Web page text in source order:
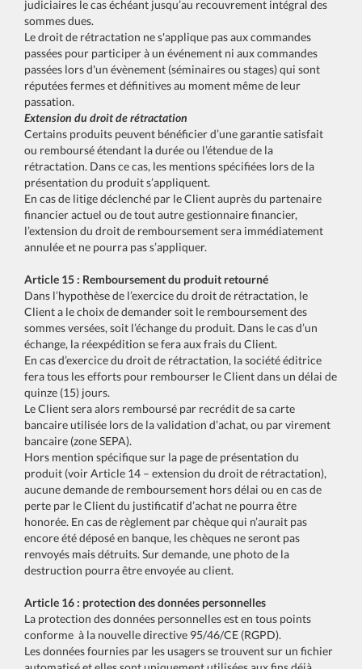
judiciaires le cas échéant jusqu’au recouvrement intégral des
sommes dues.
Le droit de rétractation ne s'applique pas aux commandes
passées pour participer à un événement ni aux commandes
passées lors d'un évènement (séminaires ou stages) qui sont
réputées fermes et définitives au moment même de leur
passation.
Extension du droit de rétractation
Certains produits peuvent bénéficier d’une garantie satisfait
ou remboursé étendant la durée ou l’étendue de la
rétractation. Dans ce cas, les mentions spécifiées lors de la
présentation du produit s’appliquent.
En cas de litige déclenché par le Client auprès du partenaire
financier actuel ou de tout autre gestionnaire financier,
l’extension du droit de remboursement sera immédiatement
annulée et ne pourra pas s’appliquer.
Article 15 : Remboursement du produit retourné
Dans l’hypothèse de l’exercice du droit de rétractation, le
Client a le choix de demander soit le remboursement des
sommes versées, soit l’échange du produit. Dans le cas d’un
échange, la réexpédition se fera aux frais du Client.
En cas d’exercice du droit de rétractation, la société éditrice
fera tous les efforts pour rembourser le Client dans un délai de
quinze (15) jours.
Le Client sera alors remboursé par recrédit de sa carte
bancaire utilisée lors de la validation d’achat, ou par virement
bancaire (zone SEPA).
Hors mention spécifique sur la page de présentation du
produit (voir Article 14 – extension du droit de rétractation),
aucune demande de remboursement hors délai ou en cas de
perte par le Client du justificatif d’achat ne pourra être
honorée. En cas de règlement par chèque qui n’aurait pas
encore été déposé en banque, les chèques ne seront pas
renvoyés mais détruits. Sur demande, une photo de la
destruction pourra être envoyée au client.
Article 16 : protection des données personnelles
La protection des données personnelles est en tous points
conforme à la nouvelle directive 95/46/CE (RGPD).
Les données fournies par les usagers se trouvent sur un fichier